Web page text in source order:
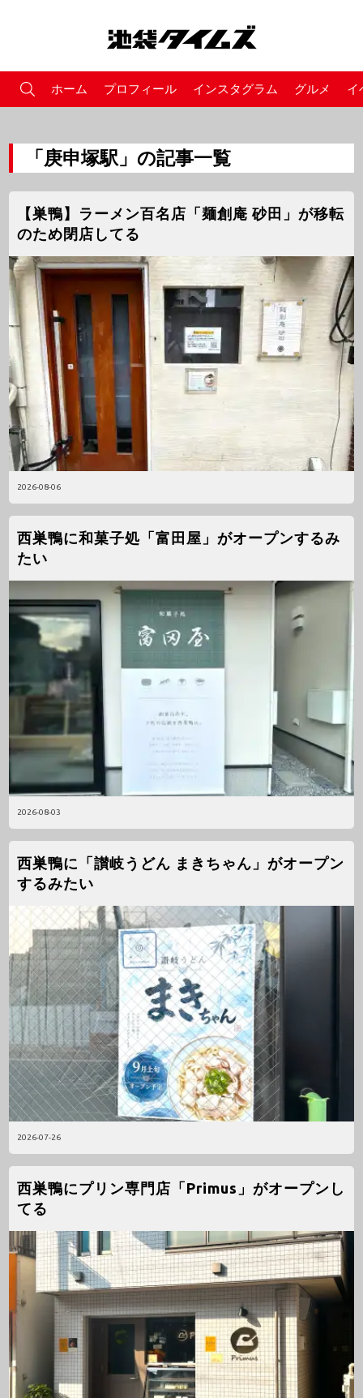
ホーム プロフィール インスタグラム グルメ イ
「庚申塚駅」の記事一覧
2026-08-06
【巣鴨】ラーメン百名店「麺創庵 砂田」が移転
のため閉店してる
2026-08-03
西巣鴨に和菓子処「富田屋」がオープンするみ
たい
2026-07-26
西巣鴨に「讃岐うどん まきちゃん」がオープン
するみたい
西巣鴨にプリン専門店「Primus」がオープンし
てる